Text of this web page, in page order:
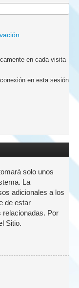
en cada visita
en esta sesión
solo unos
La
adicionales a los
de estar
relacionadas. Por
Sitio.